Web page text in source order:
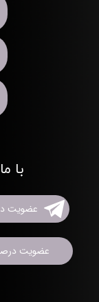
با
عضویت
عضویت